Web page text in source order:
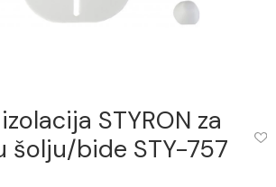
STYRON za
šolju/bide STY-757